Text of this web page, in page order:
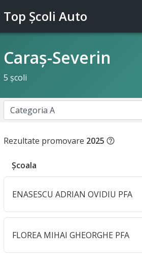
Top Şcoli Auto
Caraş-Severin
5 şcoli
Rezultate promovare 2025 help_outline
Şcoala
ENASESCU ADRIAN OVIDIU PFA
FLOREA MIHAI GHEORGHE PFA